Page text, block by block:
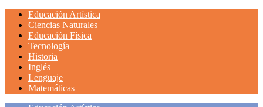
Educación Artística
Ciencias Naturales
Educación Física
Tecnología
Historia
Inglés
Lenguaje
Matemáticas